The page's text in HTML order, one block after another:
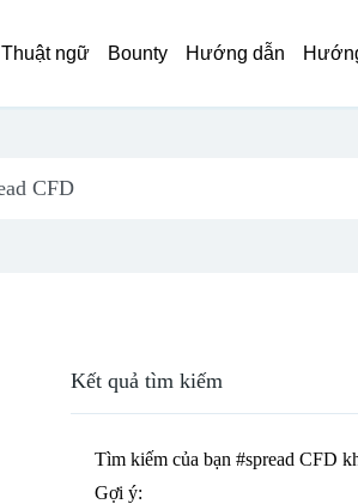
Thuật ngữ Bounty Hướng dẫn
Kết quả tìm kiếm
Tìm kiếm của bạn #spread CFD
Gợi ý: